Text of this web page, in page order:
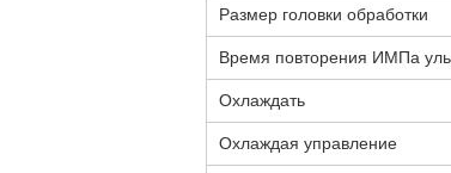
Размер головки обработки
Время повторения ИМПа
Охлаждать
Охлаждая управление